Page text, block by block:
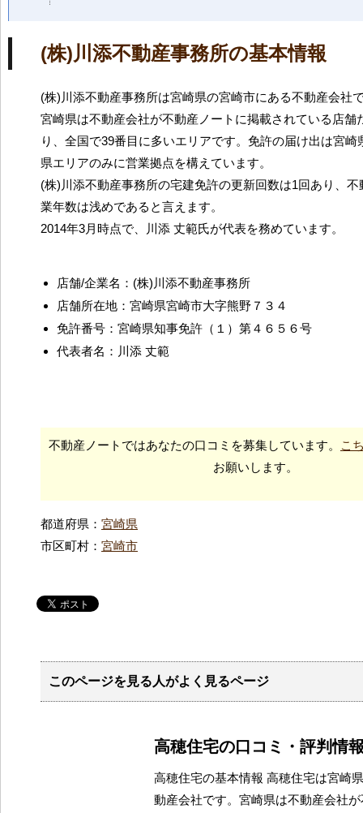
(株)川添不動産事務所の基本情報
(株)川添不動産事務所は宮崎県の宮崎市にある不動産会社
宮崎県は不動産会社が不動産ノートに掲載されている店舗
り、全国で39番目に多いエリアです。免許の届け出は宮崎
県エリアのみに営業拠点を構えています。
(株)川添不動産事務所の宅建免許の更新回数は1回あり、
業年数は浅めであると言えます。
2014年3月時点で、川添 丈範氏が代表を務めています。
店舗/企業名：(株)川添不動産事務所
店舗所在地：宮崎県宮崎市大字熊野７３４
免許番号：宮崎県知事免許（１）第４６５６号
代表者名：川添 丈範
不動産ノートではあなたの口コミを募集しています。
こ
お願いします。
都道府県： 宮崎県
市区町村： 宮崎市
このページを見る人がよく見るページ
高穂住宅の口コミ・評判情
高穂住宅の基本情報 高穂住宅は宮崎
動産会社です。宮崎県は不動産会社